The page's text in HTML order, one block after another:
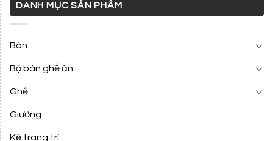
DANH MỤC SẢN PHẨM
Bàn
Bộ bàn ghế ăn
Ghế
Giường
Kệ trang trí